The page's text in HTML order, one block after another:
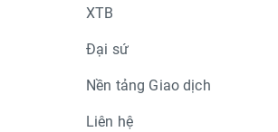
XTB
Đại sứ
Nền tảng Giao dịch
Liên hệ